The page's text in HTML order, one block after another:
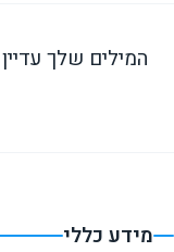
המילים שלך
מידע כללי